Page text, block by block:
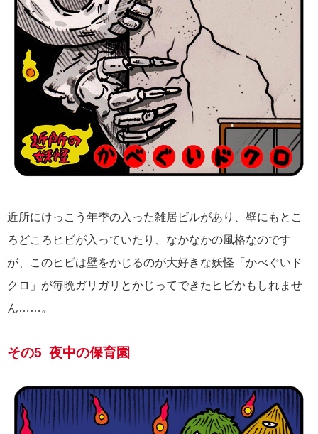
近所にけっこう年季の入った雑居ビルがあり、壁にもとこ
ろどころヒビが入っていたり、なかなかの風格なのです
が、このヒビは壁をかじるのが大好きな妖怪「かべぐいド
クロ」が毎晩ガリガリとかじってできたヒビかもしれませ
ん……。
その5 夜中の保育園